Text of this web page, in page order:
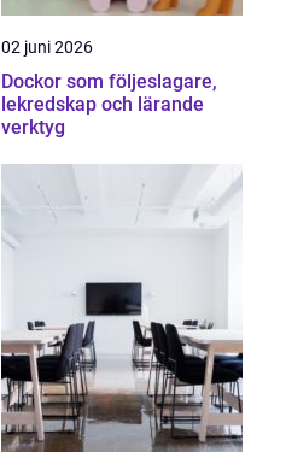
02 juni 2026
Dockor som följeslagare,
lekredskap och lärande
verktyg